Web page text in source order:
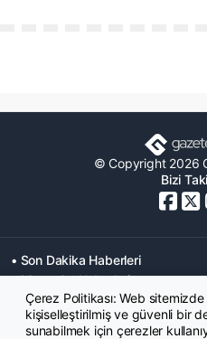
© Copyright 2026
Bizi
• Son Dakika Haberleri
• Memurlar Haberleri
• Ekonomi Haberleri
• Yaşam Haberleri
Çerez Politikası: Web
kişiselleştirilmiş ve güvenli bir
sunabilmek için çerezler